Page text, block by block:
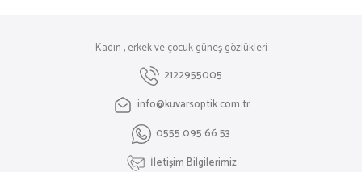
Kadın , erkek ve çocuk güneş gözlükleri
2122955005
info@kuvarsoptik.com.tr
0555 095 66 53
İletişim Bilgilerimiz